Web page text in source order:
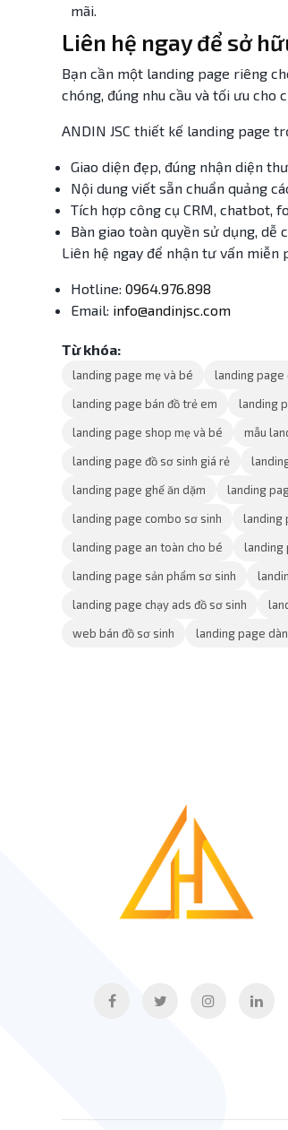
mãi.
Liên hệ ngay để sở
Bạn cần một landing page riêng
chóng, đúng nhu cầu và tối ưu cho
ANDIN JSC thiết kế landing page
Giao diện đẹp, đúng nhận diện
Nội dung viết sẵn chuẩn quảng
Tích hợp công cụ CRM, chatbot,
Bàn giao toàn quyền sử dụng, dễ
Liên hệ ngay để nhận tư vấn miễn
Hotline: 0964.976.898
Email: info@andinjsc.com
Từ khóa:
landing page mẹ và bé landing page
landing page bán đồ trẻ em
landing
landing page shop mẹ và bé
mẫu
landing page đồ sơ sinh giá rẻ
landing page ghế ăn dặm
landing
landing page combo sơ sinh
landing
landing page an toàn cho bé
landing
landing page sản phẩm sơ sinh
landing page chạy ads đồ sơ sinh
web bán đồ sơ sinh
landing page